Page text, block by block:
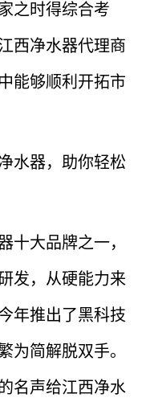
之时得综合考
西净水器代理商
能够顺利开拓市
水器，助你轻松
十大品牌之一，
发，从硬能力来
年推出了黑科技
为简解脱双手。
名声给江西净水